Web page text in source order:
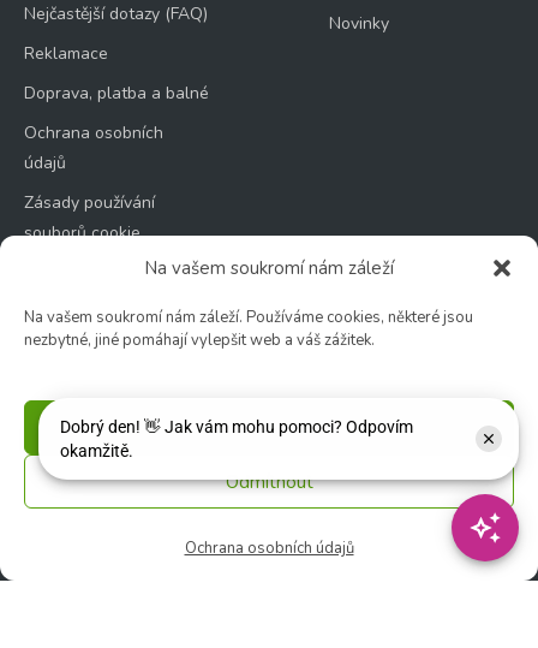
Na vašem soukromí nám záleží
Na vašem soukromí nám záleží. Používáme cookies, některé jsou
nezbytné, jiné pomáhají vylepšit web a váš zážitek.
Příjmout
Odmítnout
Ochrana osobních údajů
Nejčastější dotazy (FAQ)
Reklamace
Doprava, platba a balné
Ochrana osobních
údajů
Zásady používání
souborů cookie
Novinky
🕑 Pá – So: 9:00 – 18:00